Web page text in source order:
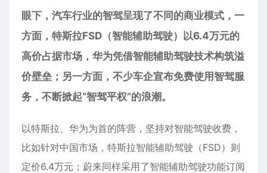
眼下，汽车行业的智驾呈现了不同的商业模式，一
方面，特斯拉FSD（智能辅助驾驶）以6.4万元的
高价占据市场， 华为凭借智能辅助驾驶技术构筑溢
价壁垒；另一方面，不少车企宣布免费使用智驾服
务，不断掀起“智驾平权”的浪潮。
以特斯拉、华为为首的阵营，坚持对智能驾驶收费，
比如针对中国市场，特斯拉智能辅助驾驶（FSD）则
定价6.4万元；蔚来同样采用了智能辅助驾驶功能订阅